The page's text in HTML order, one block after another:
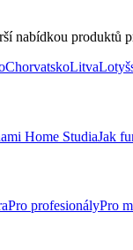
nabídkou produktů
ChorvatskoLitva
Home StudiaJak
Pro profesionályPro